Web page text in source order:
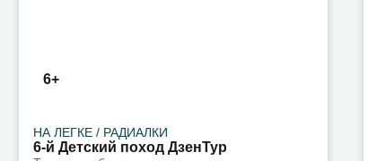
6+
НА ЛЕГКЕ / РАДИАЛКИ
6-й Детский поход ДзенТур